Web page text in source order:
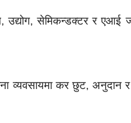
उद्योग, सेमिकन्डक्टर र एआई
व्यवसायमा कर छुट,